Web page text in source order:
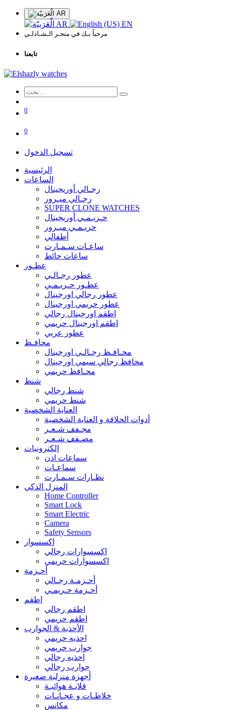
AR
AR EN
مرحباً بـك في متجـر الـشـاذلـي
تابعنا
0
0
تسجيل الدخول
الرئيسية
الساعات
رجـالي أوريجينال
رجـالي ميـرور
SUPER CLONE WATCHES
حـريـمـي أوريجينال
حريـمـي ميـرور
أطفالي
ساعـات سـمـارت
ساعات حائط
عطـور
عطور رجـالـي
عطـور حـريـمـي
عطور رجالي اورجينال
عطور حريمي اورجينال
اطقم اورجينال رجالي
اطقم اورجينال حريمي
عطور عربي
محافـظ
محـافـظ رجـالـي اورجينال
محافظ رجالي سيمي اورجينال
محـافظ حريمي
شنط
شنط رجالي
شنط حريمي
العناية الشخصية
أدوات الحلاقة و العناية الشخصية
مجـفف شـعـر
مصـفف شـعـر
إلكترونيات
سماعات اذن
سماعـات
نظـارات سـمـارت
المنزل الذكي
Home Controller
Smart Lock
Smart Electric
Camera
Safety Sensors
اكسسوار
اكسسوارات رجالي
اكسسوارات حريمي
أحـزمة
أحـزمـة رجـالي
أحـزمة حـريمـي
اطقم
اطقم رجالي
اطقم حريمي
الأحذية & الجوارب
احذيه حريمي
جوارب حريمي
احذيه رجالي
جوارب رجالي
أجهزة منزلية صغيرة
قلايـة هوائيـة
خلاطـات و عجـانـات
مكانس